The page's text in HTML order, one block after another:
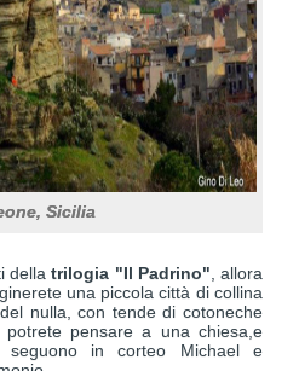
Sicilia
dellatrilogia "Il Padrino" , allora
una piccola città di collina
nulla, con tende di cotoneche
pensare a una chiesa,e
in corteo Michael e